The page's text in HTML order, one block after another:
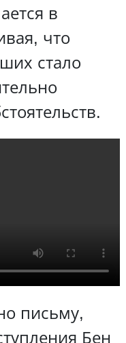
в
что
стало
письму,
Бен